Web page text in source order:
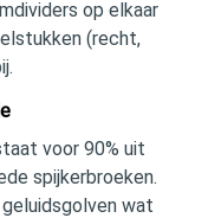
op elkaar
(recht,
voor 90% uit
spijkerbroeken.
wat